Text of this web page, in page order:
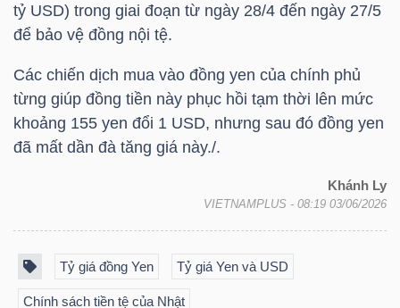
tỷ USD) trong giai đoạn từ ngày 28/4 đến ngày 27/5
để bảo vệ đồng nội tệ.
Các chiến dịch mua vào đồng yen của chính phủ
từng giúp đồng tiền này phục hồi tạm thời lên mức
khoảng 155 yen đổi 1 USD, nhưng sau đó đồng yen
đã mất dần đà tăng giá này./.
Khánh Ly
VIETNAMPLUS - 08:19 03/06/2026
Tỷ giá đồng Yen Tỷ giá Yen và USD
Chính sách tiền tệ của Nhật
NGHIỆP
PHÁI
SINH